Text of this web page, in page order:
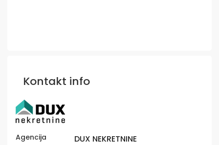
Kontakt info
Agencija DUX NEKRETNINE